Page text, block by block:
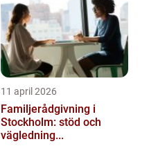
11 april 2026
Familjerådgivning i
Stockholm: stöd och
vägledning...